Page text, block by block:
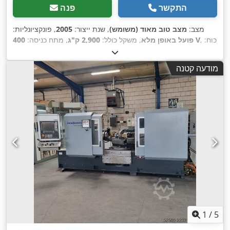
פנה התקשר
מצב: מצב טוב מאוד (משומש), שנת ייצור: 2005, פונקציונליות:
פועל באופן מלא, משקל כולל: 2,900 ק"ג , מתח כניסה: 400 V , כוח:
מודעה קטנה
1 / 5